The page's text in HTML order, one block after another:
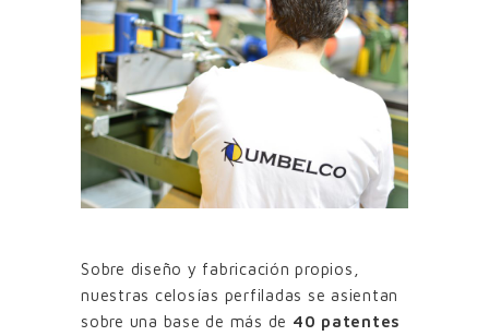
Sobre diseño y fabricación propios,
nuestras celosías perfiladas se asientan
sobre una base de más de 40 patentes